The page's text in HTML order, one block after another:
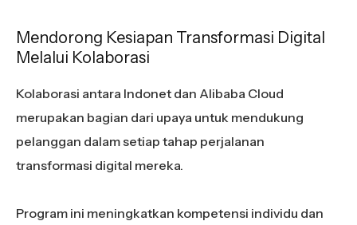
Mendorong Kesiapan Transformasi Digital
Melalui Kolaborasi
Kolaborasi antara Indonet dan Alibaba Cloud
merupakan bagian dari upaya untuk mendukung
pelanggan dalam setiap tahap perjalanan
transformasi digital mereka.
Program ini meningkatkan kompetensi individu dan